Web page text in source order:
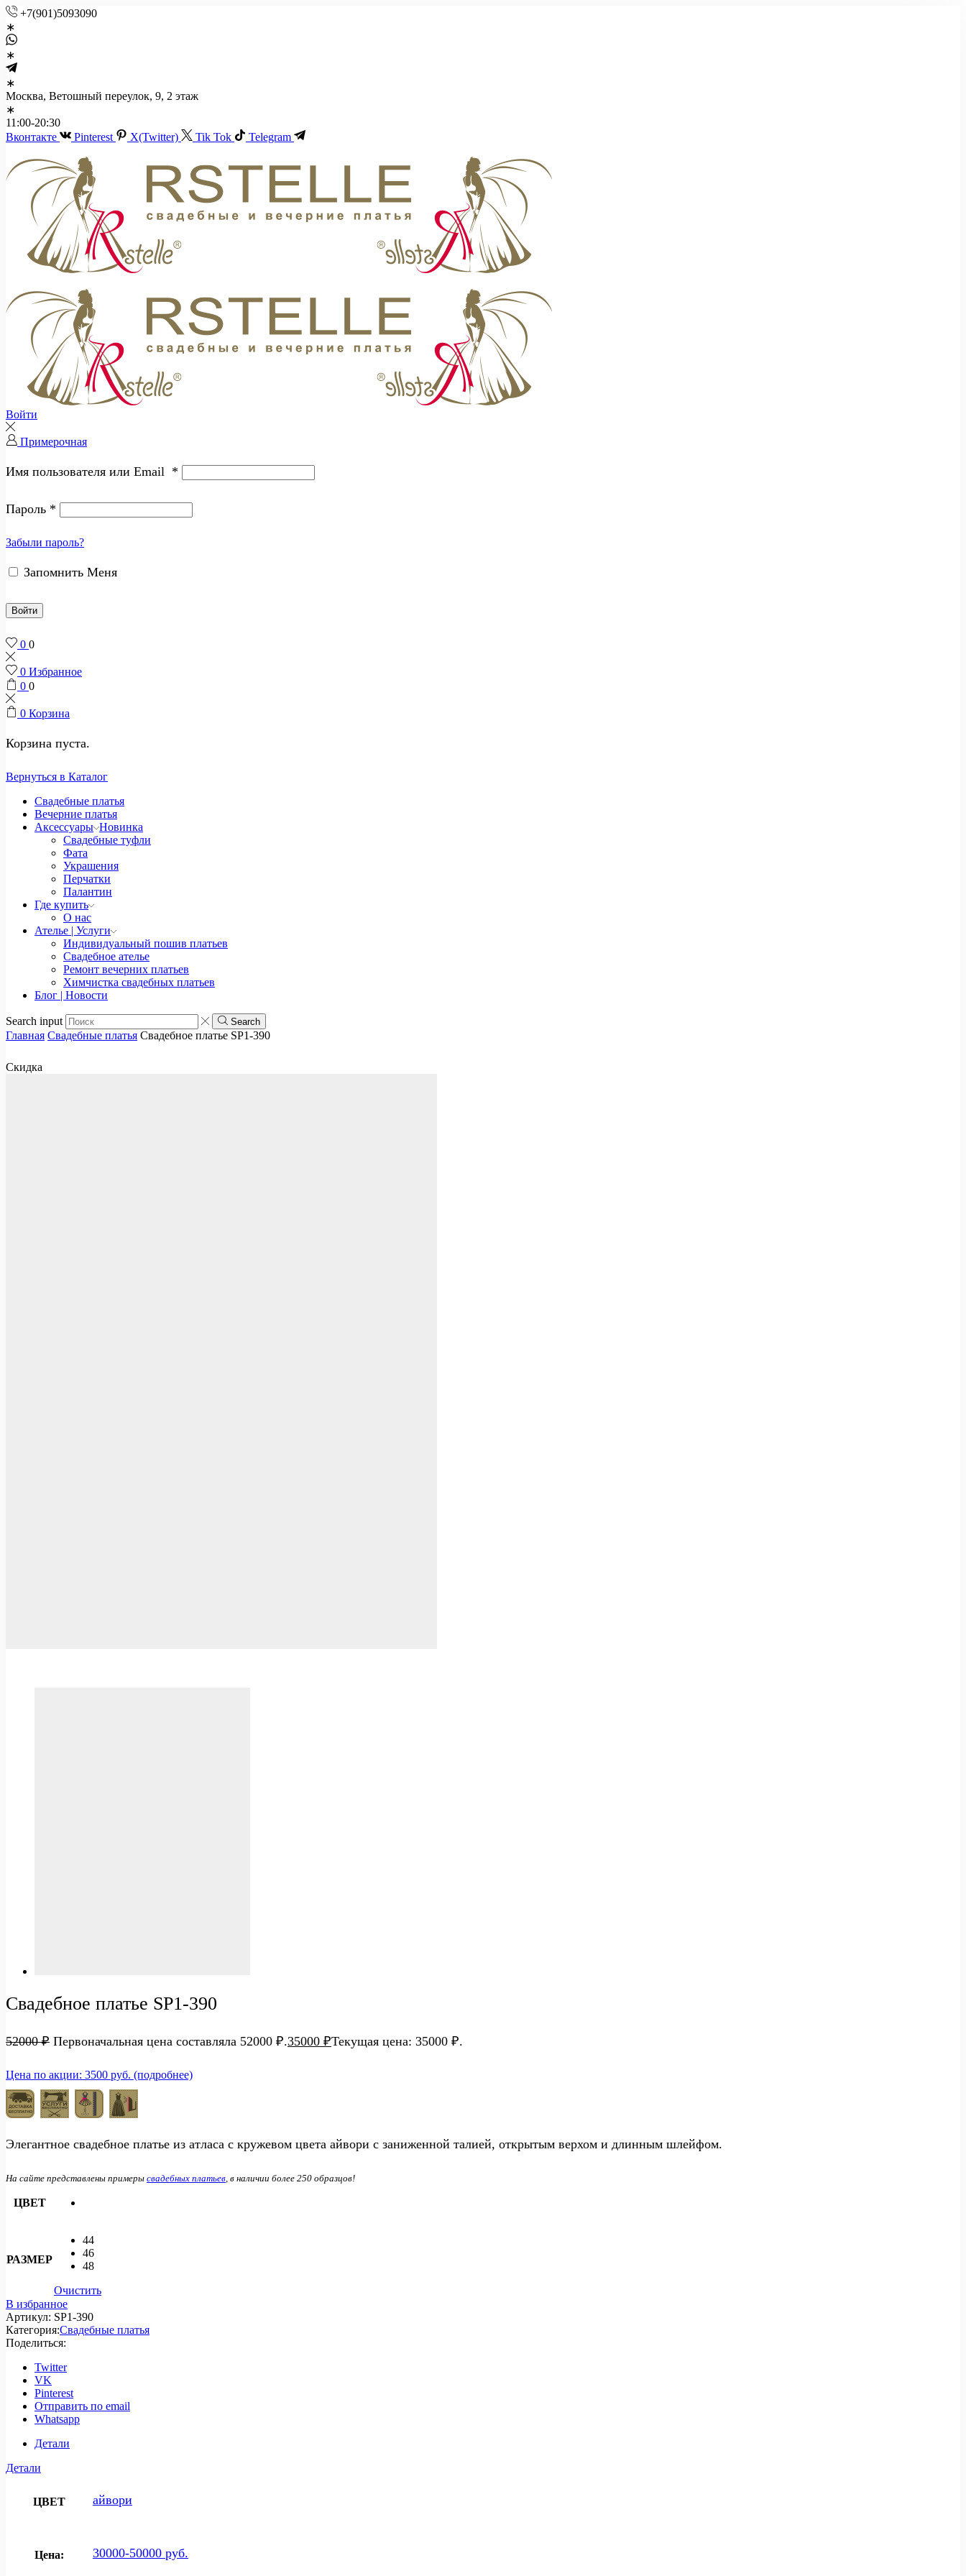
+7(901)5093090
Москва, Ветошный переулок, 9, 2 этаж
11:00-20:30
Вконтакте
Pinterest X(Twitter) Tik Tok Telegram
Войти
Примерочная
Имя пользователя или Email *
Пароль *
Забыли пароль?
Запомнить Меня
Войти
0 0
0 Избранное
0 0
0 Корзина
Корзина пуста.
Вернуться в Каталог
Свадебные платья
Вечерние платья
Аксессуары Новинка
Свадебные туфли
Фата
Украшения
Перчатки
Палантин
Где купить
О нас
Ателье | Услуги
Индивидуальный пошив платьев
Свадебное ателье
Ремонт вечерних платьев
Химчистка свадебных платьев
Блог | Новости
Search input Search
Главная Свадебные платья Свадебное платье SP1-390
Скидка
Свадебное платье SP1-390
52000₽ Первоначальная цена составляла 52000 ₽.35000 ₽Текущая цена: 35000 ₽.
Цена по акции: 3500 руб. (подробнее)
Элегантное свадебное платье из атласа с кружевом цвета айвори с заниженной талией, открытым верхом и длинным шлейфом.
На сайте представлены примеры свадебных платьев , в наличии более 250 образцов!
ЦВЕТ
РАЗМЕР
44
46
48
Очистить
В избранное
Артикул: SP1-390
Категория:Свадебные платья
Поделиться:
Twitter
VK
Pinterest
Отправить по email
Whatsapp
Детали
Детали
ЦВЕТ айвори
Цена: 30000-50000 руб.